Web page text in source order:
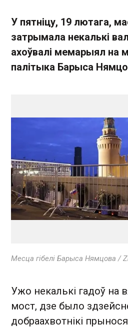
У пятніцу, 19 лютага,
затрымала некалькі
ахоўвалі мемарыял на
палітыка Барыса
Месца гібелі Барыса Нямцова /
Ужо некалькі гадоў на
мост, дзе было
добраахвотнікі